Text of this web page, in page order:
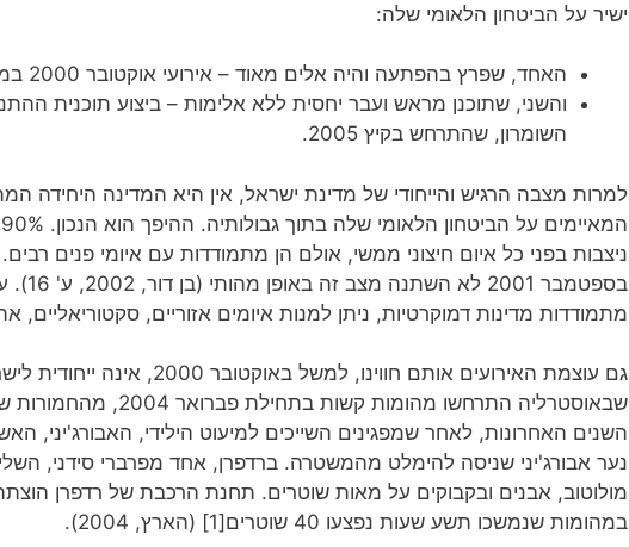
ישיר על הביטחון הלאומי שלה:
האחד, שפרץ בהפתעה והיה אלים מאוד – אירועי אוקטובר 2000 במגזר הערבי בישראל;
והשני, שתוכנן מראש ועבר יחסית ללא אלימות – ביצוע תוכנית
השומרון, שהתרחש בקיץ 2005.
למרות מצבה הרגיש והייחודי של מדינת ישראל, אין היא המדינה היחידה
מתמודדות מדינות דמוקרטיות, ניתן למנות איומים אזוריים, סקטוריאליים,
גם עוצמת האירועים אותם חווינו, למשל
שבאוסטרליה התרחשו מהומות
השנים האחרונות, לאחר שמפגינים השייכים למיעוט הילידי, האבורג'יני,
נער אבורג'יני שניסה להימלט מהמשטרה. ברדפרן, אחד מפרברי סידני,
מולוטוב, אבנים ובקבוקים על מאות שוטרים. תחנת הרכבת של רדפרן
במהומות שנמשכו תשע שעות נפצעו 40 שוטרים[1] (הארץ, 2004).